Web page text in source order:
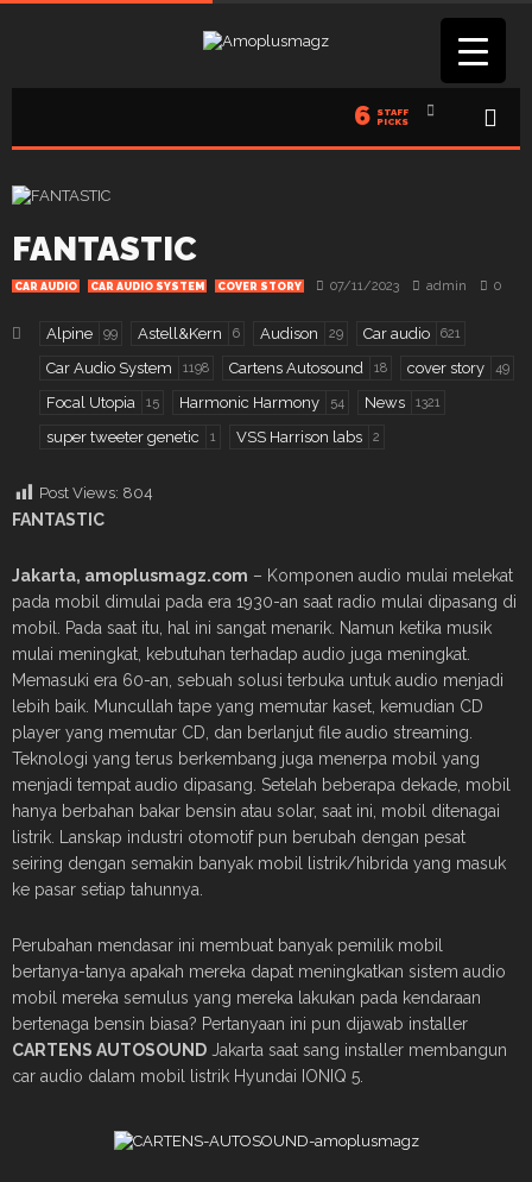
6 STAFF
PICKS
FANTASTIC
CAR AUDIO CAR AUDIO SYSTEM COVER STORY 07/11/2023 admin 0
Alpine 99 Astell&Kern 6 Audison 29 Car audio 621
Car Audio System 1198 Cartens Autosound 18 cover story 49
Focal Utopia 15 Harmonic Harmony 54 News 1321
super tweeter genetic 1 VSS Harrison labs 2
Post Views: 804
FANTASTIC
Jakarta, amoplusmagz.com – Komponen audio mulai melekat
pada mobil dimulai pada era 1930-an saat radio mulai dipasang di
mobil. Pada saat itu, hal ini sangat menarik. Namun ketika musik
mulai meningkat, kebutuhan terhadap audio juga meningkat.
Memasuki era 60-an, sebuah solusi terbuka untuk audio menjadi
lebih baik. Muncullah tape yang memutar kaset, kemudian CD
player yang memutar CD, dan berlanjut file audio streaming.
Teknologi yang terus berkembang juga menerpa mobil yang
menjadi tempat audio dipasang. Setelah beberapa dekade, mobil
hanya berbahan bakar bensin atau solar, saat ini, mobil ditenagai
listrik. Lanskap industri otomotif pun berubah dengan pesat
seiring dengan semakin banyak mobil listrik/hibrida yang masuk
ke pasar setiap tahunnya.
Perubahan mendasar ini membuat banyak pemilik mobil
bertanya-tanya apakah mereka dapat meningkatkan sistem audio
mobil mereka semulus yang mereka lakukan pada kendaraan
bertenaga bensin biasa? Pertanyaan ini pun dijawab installer
CARTENS AUTOSOUND Jakarta saat sang installer membangun
car audio dalam mobil listrik Hyundai IONIQ 5.